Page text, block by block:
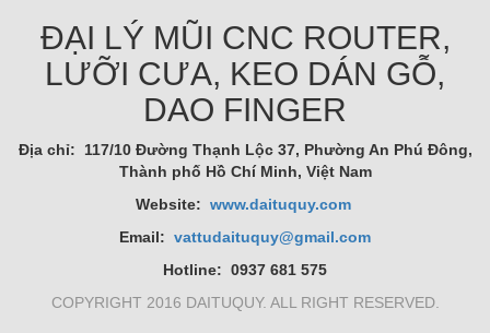
ĐẠI LÝ MŨI CNC ROUTER,
LƯỠI CƯA, KEO DÁN GỖ,
DAO FINGER
Địa chỉ: 117/10 Đường Thạnh Lộc 37, Phường An Phú Đông,
Thành phố Hồ Chí Minh, Việt Nam
Website: www.daituquy.com
Email: vattudaituquy@gmail.com
Hotline: 0937 681 575
COPYRIGHT 2016 DAITUQUY. ALL RIGHT RESERVED.